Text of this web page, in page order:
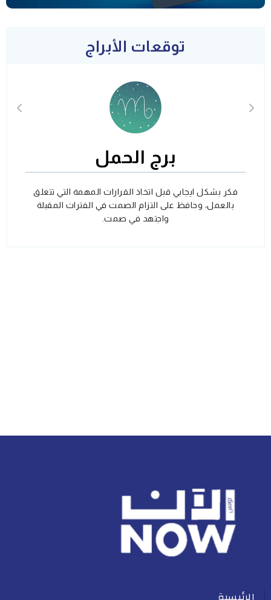
توقعات الأبراج
برج الحمل
فكر بشكل ايجابي قبل اتخاذ القرارات المهمة التي تتعلق
بالعمل، وحافظ على التزام الصمت في الفترات المقبلة
واجتهد في صمت.